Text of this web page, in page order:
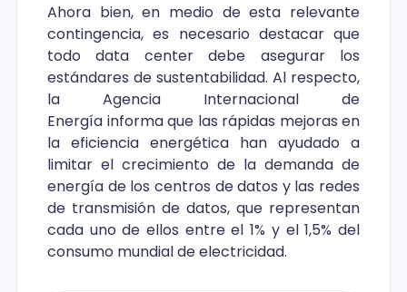
Ahora bien, en medio de esta relevante
contingencia, es necesario destacar que
todo data center debe asegurar los
estándares de sustentabilidad. Al respecto,
la Agencia Internacional de
Energía informa que las rápidas mejoras en
la eficiencia energética han ayudado a
limitar el crecimiento de la demanda de
energía de los centros de datos y las redes
de transmisión de datos, que representan
cada uno de ellos entre el 1% y el 1,5% del
consumo mundial de electricidad.